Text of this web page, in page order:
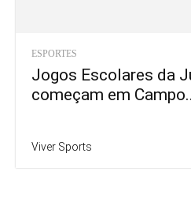
ESPORTES
Jogos Escolares da
começam em
Viver Sports